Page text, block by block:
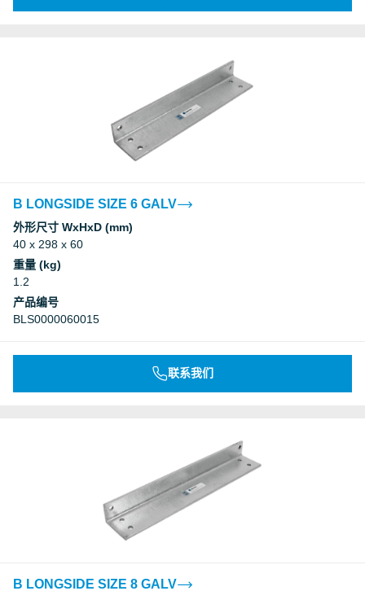
Deutsches Institut für Bautechnik, DIBt
Deutsches Institut für Bautechnik, DIBt
B LONGSIDE SIZE 6 GALV
外形尺寸 WxHxD (mm)
40 x 298 x 60
重量 (kg)
1.2
产品编号
BLS0000060015
联系我们
B LONGSIDE SIZE 8 GALV